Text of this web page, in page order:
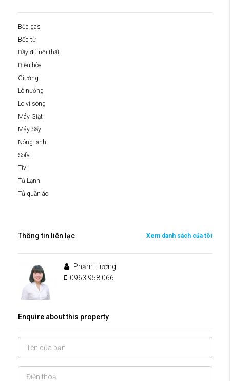
Bếp gas
Bếp từ
Đầy đủ nội thất
Điều hòa
Giường
Lò nướng
Lo vi sóng
Máy Giặt
Máy Sấy
Nóng lạnh
Sofa
Tivi
Tủ Lạnh
Tủ quần áo
Thông tin liên lạc Xem danh sách của tôi
Phạm Hương
0963 958 066
Enquire about this property